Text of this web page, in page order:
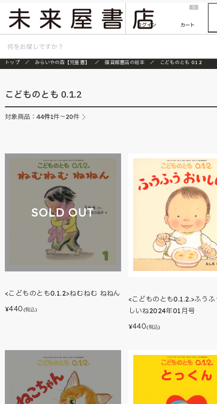
『ONE PIECE magazine 021 ONE PIECEカード付き同梱版』発売延期のご案内
ログイン
0
カート
トップ みらいやの森【児童書】 福音館書店の絵本 こどものとも 0.1.2
こどものとも 0.1.2
対象商品： 44件1件～20件
SOLD OUT
<こどものとも0.1.2>ねむねむ ねねん
¥440 (税込)
<こどものとも0.1.2.>ふう
しいね2024年01月号
¥440(税込)